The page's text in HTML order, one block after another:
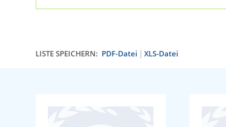
LISTE SPEICHERN: PDF-Datei XLS-Datei